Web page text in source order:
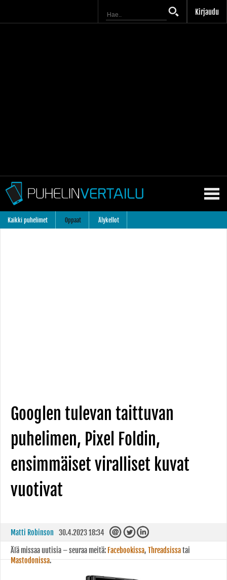
Kirjaudu
Kaikki puhelimet Oppaat Älykellot
Googlen tulevan taittuvan
puhelimen, Pixel Foldin,
ensimmäiset viralliset kuvat
vuotivat
Matti Robinson 30.4.2023 18:34
Älä missaa uutisia – seuraa meitä: Facebookissa, Threadsissatai
Mastodonissa.